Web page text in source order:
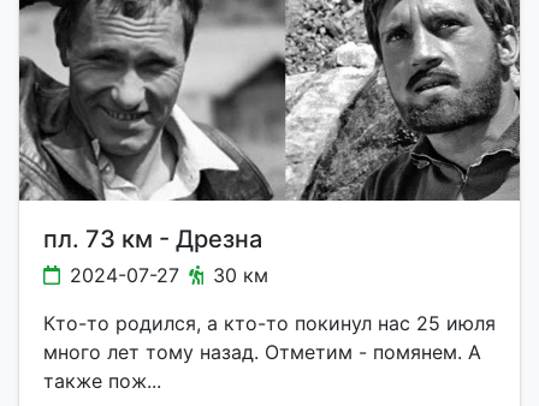
пл. 73 км - Дрезна
2024-07-27
30 км
Кто-то родился, а кто-то покинул нас 25 июля
много лет тому назад. Отметим - помянем. А
также пож...